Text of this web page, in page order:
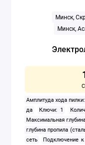
Минск,
Минск,
Амплитуда хода
да
Ключи: 1
Максимальная
глубина пропила
сеть
Подключение